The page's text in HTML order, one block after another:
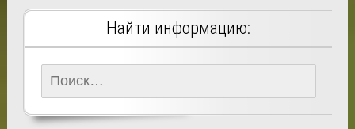
Найти информацию:
Найти: